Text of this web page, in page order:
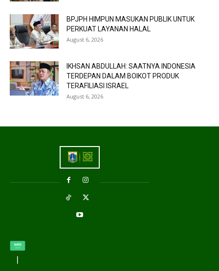
BPJPH HIMPUN MASUKAN PUBLIK UNTUK
PERKUAT LAYANAN HALAL
August 6, 2026
IKHSAN ABDULLAH: SAATNYA INDONESIA
TERDEPAN DALAM BOIKOT PRODUK
TERAFILIASI ISRAEL
August 6, 2026